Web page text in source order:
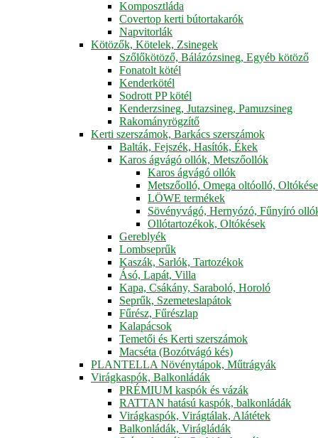
Komposztláda
Covertop kerti bútortakarók
Napvitorlák
Kötözők, Kötelek, Zsinegek
Szőlőkötöző, Bálázózsineg, Egyéb kötöző
Fonatolt kötél
Kenderkötél
Sodrott PP kötél
Kenderzsineg, Jutazsineg, Pamuzsineg
Rakományrögzítő
Kerti szerszámok, Barkács szerszámok
Balták, Fejszék, Hasítók, Ékek
Karos ágvágó ollók, Metszőollók
Karos ágvágó ollók
Metszőolló, Omega oltóolló,
LÖWE termékek
Sövényvágó, Hernyózó, Fűnyíró
Ollótartozékok, Oltókések
Gereblyék
Lombseprűk
Kaszák, Sarlók, Tartozékok
Ásó, Lapát, Villa
Kapa, Csákány, Saraboló, Horoló
Seprűk, Szemeteslapátok
Fűrész, Fűrészlap
Kalapácsok
Temetői és Kerti szerszámok
Macséta (Bozótvágó kés)
PLANTELLA Növénytápok, Műtrágyák
Virágkaspók, Balkonládák
PRÉMIUM kaspók és vázák
RATTAN hatású kaspók, balkonládák
Virágkaspók, Virágtálak, Alátétek
Balkonládák, Virágládák